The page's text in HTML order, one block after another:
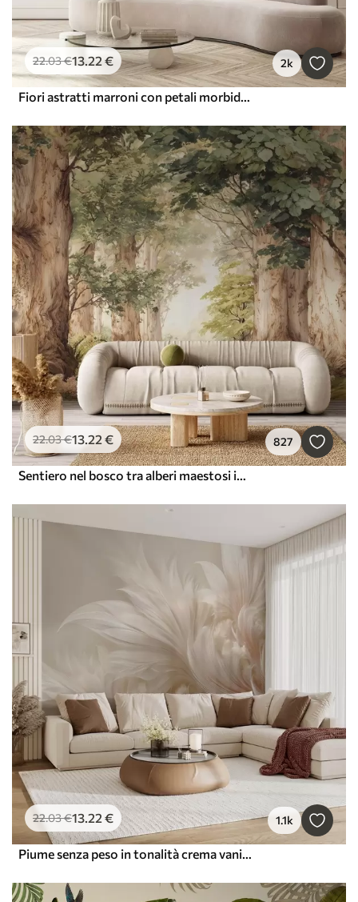
22.03€13.22€ 2k
Fiori astratti marroni con petali morbidi e traslucidi e dettagli delicati, su sfondo bianco
22.03€13.22 € 827
Sentiero nel bosco tra alberi maestosi in stile acquerello
22.03€13.22 € 1.1k
Piume senza peso in tonalità crema vaniglia